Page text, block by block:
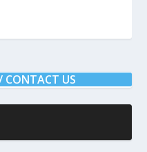
CONTACT US